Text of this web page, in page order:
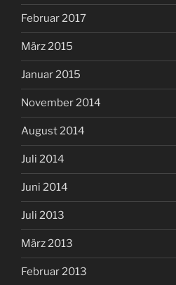
Februar 2017
März 2015
Januar 2015
November 2014
August 2014
Juli 2014
Juni 2014
Juli 2013
März 2013
Februar 2013